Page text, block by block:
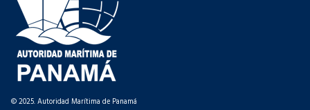
© 2025. Autoridad Marítima de Panamá